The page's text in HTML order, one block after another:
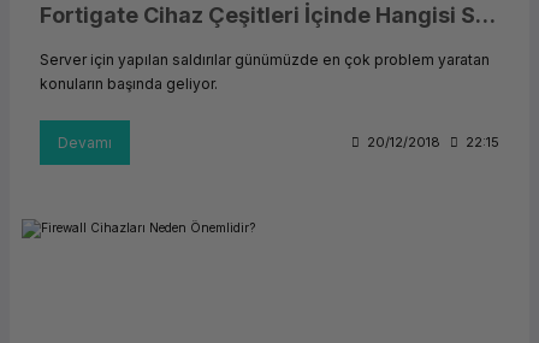
Fortigate Cihaz Çeşitleri İçinde Hangisi Seçilmelidir?
Server için yapılan saldırılar günümüzde en çok problem yaratan
konuların başında geliyor.
Devamı 20/12/2018 22:15